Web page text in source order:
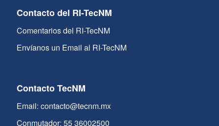
Contacto del RI-TecNM
Comentarios del RI-TecNM
Envíanos un Email al RI-TecNM
Contacto TecNM
Email: contacto@tecnm.mx
Conmutador: 55 36002500